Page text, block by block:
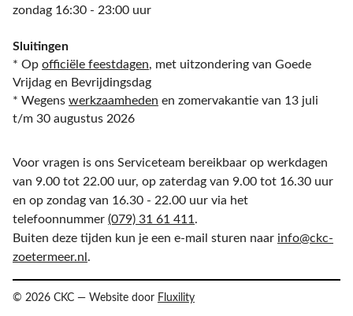
zondag 16:30 - 23:00 uur
Sluitingen
* Op officiële feestdagen, met uitzondering van Goede
Vrijdag en Bevrijdingsdag
* Wegens werkzaamheden en zomervakantie van 13 juli
t/m 30 augustus 2026
Voor vragen is ons Serviceteam bereikbaar op werkdagen
van 9.00 tot 22.00 uur, op zaterdag van 9.00 tot 16.30 uur
en op zondag van 16.30 - 22.00 uur via het
telefoonnummer (079) 31 61 411.
Buiten deze tijden kun je een e-mail sturen naar info@ckc-
zoetermeer.nl .
© 2026 CKC — Website door Fluxility